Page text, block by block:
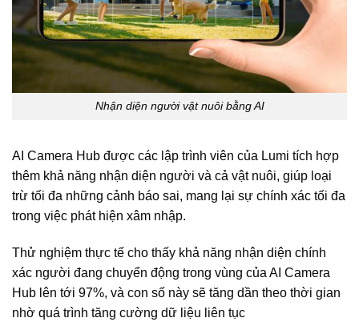
Nhận diện người vật nuôi bằng AI
AI Camera Hub được các lập trình viên của Lumi tích hợp
thêm khả năng nhận diện người và cả vật nuôi, giúp loại
trừ tối đa những cảnh báo sai, mang lại sự chính xác tối đa
trong việc phát hiện xâm nhập.
Thử nghiệm thực tế cho thấy khả năng nhận diện chính
xác người đang chuyển động trong vùng của AI Camera
Hub lên tới 97%, và con số này sẽ tăng dần theo thời gian
nhờ quá trình tăng cường dữ liệu liên tục